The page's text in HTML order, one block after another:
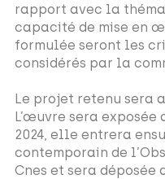
rapport avec la
capacité de mise en
formulée seront les
considérés par la
Le projet retenu sera
L’œuvre sera exposée
2024, elle entrera
contemporain de
Cnes et sera déposée